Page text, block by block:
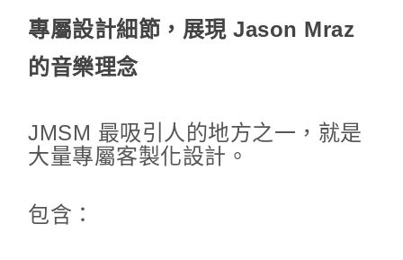
專屬設計細節，展現 Jason Mraz
的音樂理念
JMSM 最吸引人的地方之一，就是
大量專屬客製化設計。
包含：